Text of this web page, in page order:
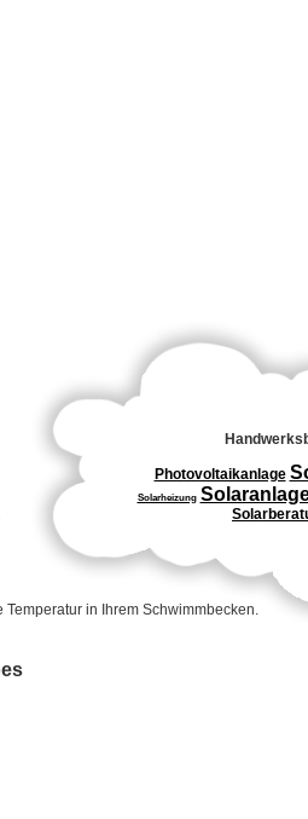
Photovoltaikanlage
Solarheizung
Temperatur in Ihrem Schwimmbecken.